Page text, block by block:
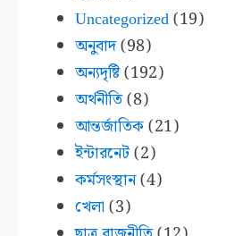
Uncategorized(19)
অনুবাদ(98)
অন্যদৃষ্টি(192)
অর্থনীতি(8)
আন্তর্জাতিক(21)
ইন্টারনেট(2)
কর্মসংস্থান(4)
খেলা (3)